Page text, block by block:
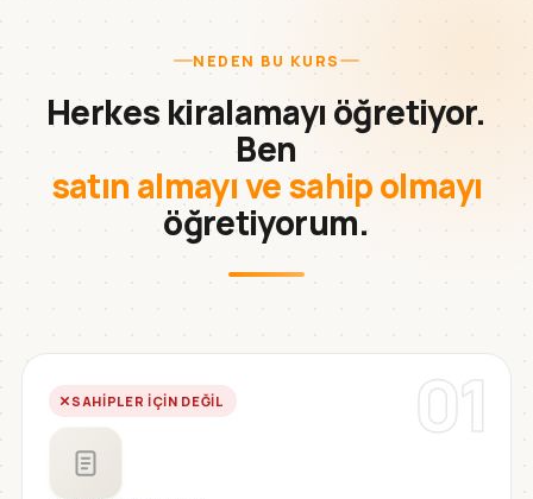
NEDEN BU KURS
Herkes kiralamayı öğretiyor.
Ben
satın almayı ve sahip olmayı
öğretiyorum.
01
SAHIPLER IÇIN DEĞIL